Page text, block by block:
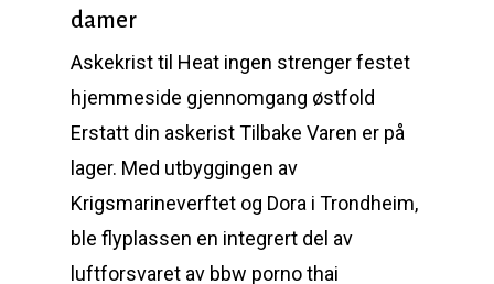
damer
Askekrist til Heat ingen strenger festet
hjemmeside gjennomgang østfold
Erstatt din askerist Tilbake Varen er på
lager. Med utbyggingen av
Krigsmarineverftet og Dora i Trondheim,
ble flyplassen en integrert del av
luftforsvaret av bbw porno thai